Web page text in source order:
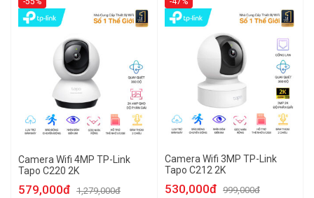
Camera Wifi 4MP TP-Link
Tapo C220 2K
579,000đ 1,279,000đ
Camera Wifi 3MP TP-Link
Tapo C212 2K
530,000đ 999,000đ